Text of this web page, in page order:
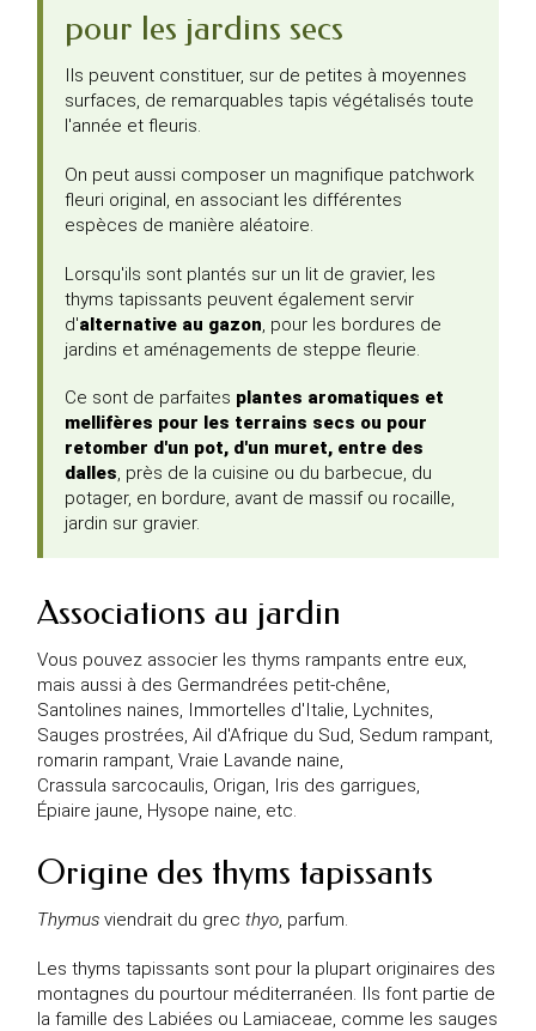
pour les jardins secs
Ils peuvent constituer, sur de petites à moyennes
surfaces, de remarquables tapis végétalisés toute
l'année et fleuris.
On peut aussi composer un magnifique patchwork
fleuri original, en associant les différentes
espèces de manière aléatoire.
Lorsqu'ils sont plantés sur un lit de gravier, les
thyms tapissants peuvent également servir
d'alternative au gazon, pour les bordures de
jardins et aménagements de steppe fleurie.
Ce sont de parfaites plantes aromatiques et
mellifères pour les terrains secs ou pour
retomber d'un pot, d'un muret, entre des
dalles, près de la cuisine ou du barbecue, du
potager, en bordure, avant de massif ou rocaille,
jardin sur gravier.
Associations au jardin
Vous pouvez associer les thyms rampants entre eux,
mais aussi à des Germandrées petit-chêne,
Santolines naines, Immortelles d'Italie, Lychnites,
Sauges prostrées, Ail d'Afrique du Sud, Sedum rampant,
romarin rampant, Vraie Lavande naine,
Crassula sarcocaulis, Origan, Iris des garrigues,
Épiaire jaune, Hysope naine, etc.
Origine des thyms tapissants
Thymus viendrait du grec thyo, parfum.
Les thyms tapissants sont pour la plupart originaires des
montagnes du pourtour méditerranéen. Ils font partie de
la famille des Labiées ou Lamiaceae, comme les sauges